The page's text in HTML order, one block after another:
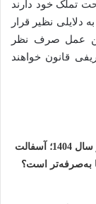
تملک خود دارند
دلایلی نظیر قرار
این عمل صرف نظر
قانون خواهند
هزینه آسفالت هر متر مربع در سال 1404؛ آسفالت
به‌صرفه‌تر است؟